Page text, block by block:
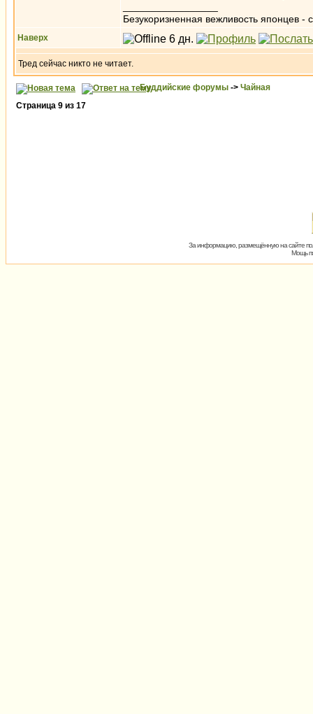
Безукоризненная вежливость японцев -
Наверх
Тред сейчас никто не читает.
Буддийские форумы -> Чайная
Страница 9 из 17
За информацию, размещённую на сайте
Мощь